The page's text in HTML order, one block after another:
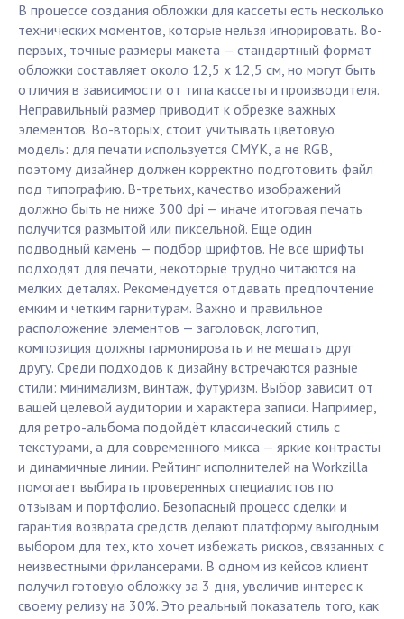
В процессе создания обложки для кассеты есть несколько
технических моментов, которые нельзя игнорировать. Во-
первых, точные размеры макета — стандартный формат
обложки составляет около 12,5 x 12,5 см, но могут быть
отличия в зависимости от типа кассеты и производителя.
Неправильный размер приводит к обрезке важных
элементов. Во-вторых, стоит учитывать цветовую
модель: для печати используется CMYK, а не RGB,
поэтому дизайнер должен корректно подготовить файл
под типографию. В-третьих, качество изображений
должно быть не ниже 300 dpi — иначе итоговая печать
получится размытой или пиксельной. Еще один
подводный камень — подбор шрифтов. Не все шрифты
подходят для печати, некоторые трудно читаются на
мелких деталях. Рекомендуется отдавать предпочтение
емким и четким гарнитурам. Важно и правильное
расположение элементов — заголовок, логотип,
композиция должны гармонировать и не мешать друг
другу. Среди подходов к дизайну встречаются разные
стили: минимализм, винтаж, футуризм. Выбор зависит от
вашей целевой аудитории и характера записи. Например,
для ретро-альбома подойдёт классический стиль с
текстурами, а для современного микса — яркие контрасты
и динамичные линии. Рейтинг исполнителей на Workzilla
помогает выбирать проверенных специалистов по
отзывам и портфолио. Безопасный процесс сделки и
гарантия возврата средств делают платформу выгодным
выбором для тех, кто хочет избежать рисков, связанных с
неизвестными фрилансерами. В одном из кейсов клиент
получил готовую обложку за 3 дня, увеличив интерес к
своему релизу на 30%. Это реальный показатель того, как